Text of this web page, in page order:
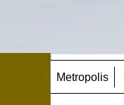
Metropolis